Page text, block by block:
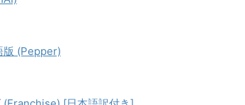
版 (Pepper)